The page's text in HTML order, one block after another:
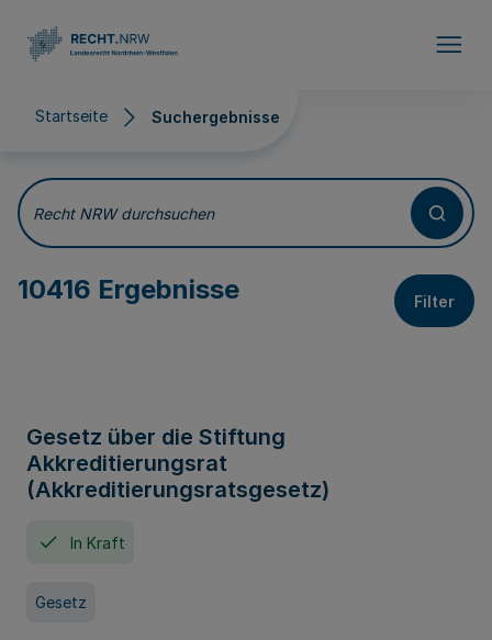
Startseite Suchergebnisse
Suchergebnisse
Recht NRW durchsuchen
10416 Ergebnisse Filter
Gesetz über die Stiftung
Akkreditierungsrat
(Akkreditierungsratsgesetz)
In Kraft
Gesetz